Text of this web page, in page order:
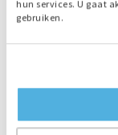
hun services. U gaat
gebruiken.
allerhande
Ook bij projecten
Battery Box met
inzetten. Dat
Maarten van den
enthousiasme: